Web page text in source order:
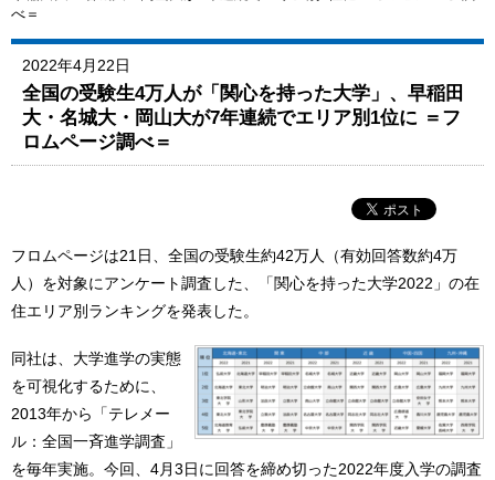
べ＝
2022年4月22日
全国の受験生4万人が「関心を持った大学」、早稲田
大・名城大・岡山大が7年連続でエリア別1位に ＝フ
ロムページ調べ＝
フロムページは21日、全国の受験生約42万人（有効回答数約4万
人）を対象にアンケート調査した、「関心を持った大学2022」の在
住エリア別ランキングを発表した。
同社は、大学進学の実態
を可視化するために、
2013年から「テレメー
ル：全国⼀⻫進学調査」
を毎年実施。今回、4月3日に回答を締め切った2022年度入学の調査